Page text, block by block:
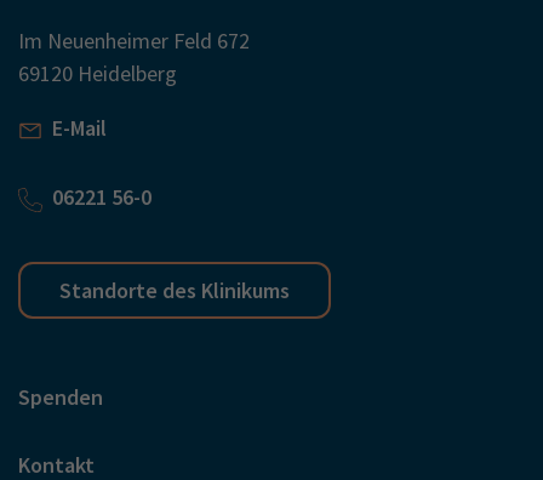
Im Neuenheimer Feld 672
69120 Heidelberg
E-Mail
06221 56-0
Standorte des Klinikums
Spenden
Kontakt